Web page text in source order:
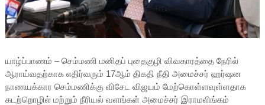
யாழ்ப்பாணம் – செம்மணி மனிதப் புதைகுழி விவகாரத்தை நேரில்
ஆராய்வதற்காக எதிர்வரும் 17ஆம் திகதி நீதி அமைச்சர் ஹர்ஷன
நாணயக்கார செம்மணிக்கு விசேட விஜயம் மேற்கொள்ளவுள்ளதாக
கடற்றொழில் மற்றும் நீரியல் வளங்கள் அமைச்சர் இராமலிங்கம்